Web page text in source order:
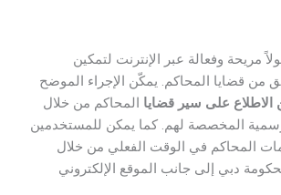
مريحة وفعالة عبر الإنترنت لتمكين
من قضايا المحاكم. يمكّن الإجراء الموضح
الاطلاع على سير قضايا المحاكم من خلال
المخصصة لهم. كما يمكن للمستخدمين
المحاكم في الوقت الفعلي من خلال
دبي إلى جانب الموقع الإلكتروني